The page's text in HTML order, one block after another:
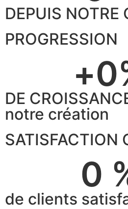
DEPUIS NOTRE
PROGRESSION
+0
DE
notre création
SATISFACTION
0
de clients